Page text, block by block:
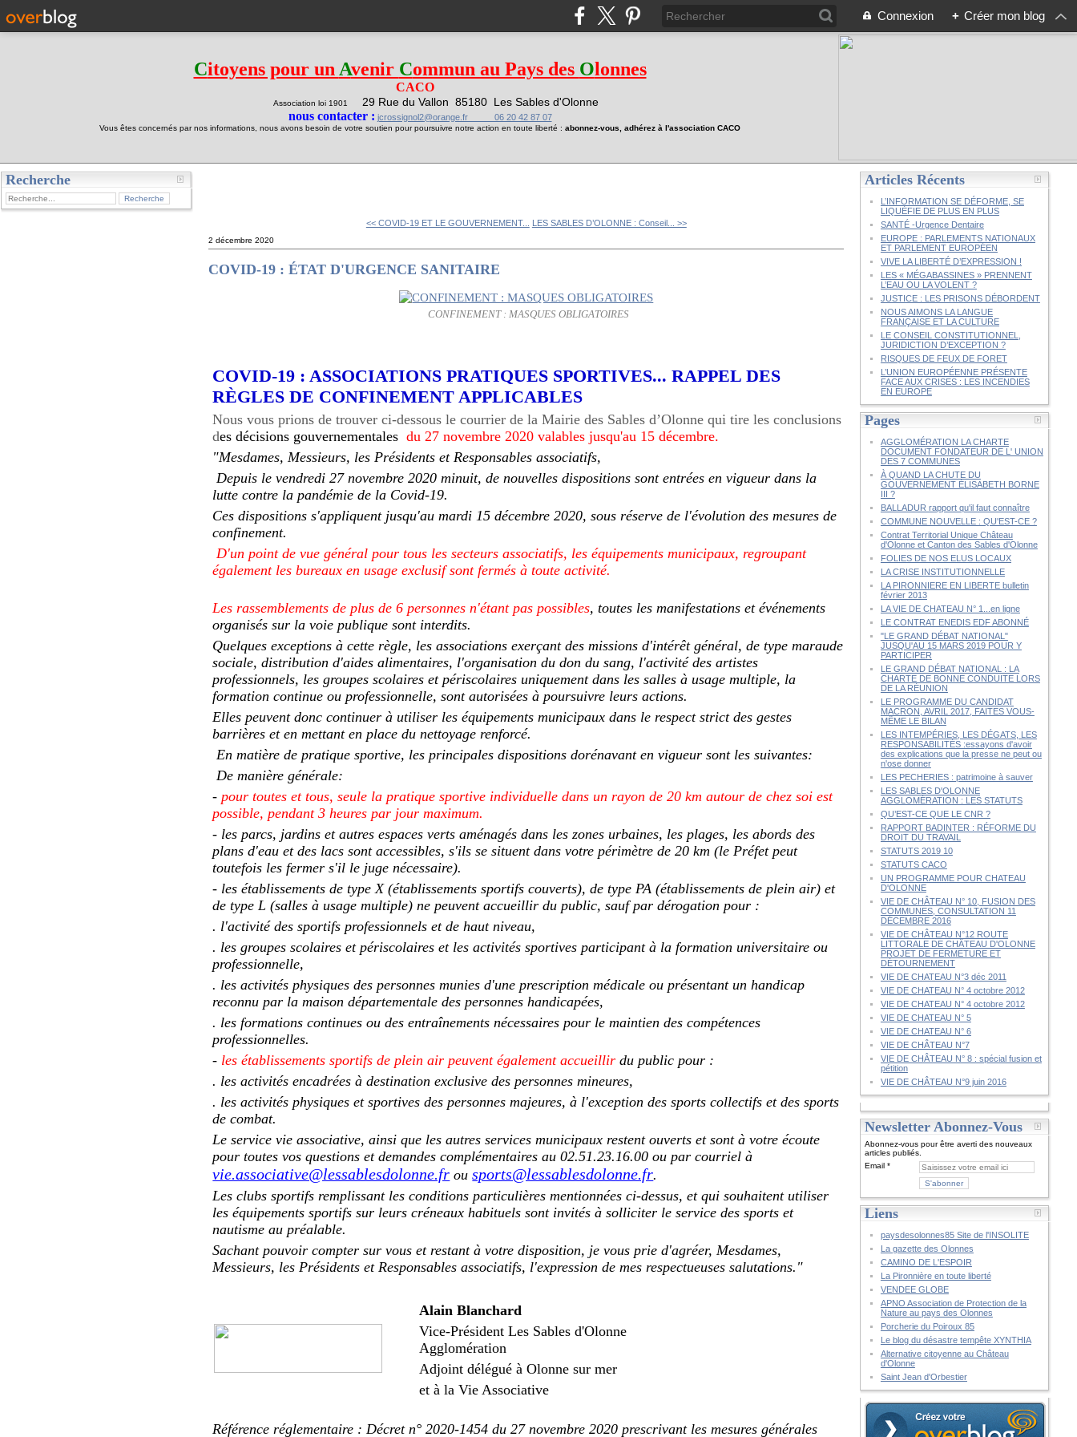
Connexion + Créer mon blog
Citoyens pour un Avenir Commun au Pays des Olonnes
CACO
Association loi 1901 29 Rue du Vallon 85180 Les Sables d'Olonne
nous contacter : jcrossignol2@orange.fr 06 20 42 87 07
Vous êtes concernés par nos informations, nous avons besoin de votre soutien pour poursuivre notre action en toute liberté : abonnez-vous, adhérez à l'association CACO
Recherche
<< COVID-19 ET LE GOUVERNEMENT... LES SABLES D’OLONNE : Conseil... >>
2 décembre 2020
COVID-19 : ÉTAT D'URGENCE SANITAIRE
CONFINEMENT : MASQUES OBLIGATOIRES
COVID-19 : ASSOCIATIONS PRATIQUES SPORTIVES... RAPPEL DES
RÈGLES DE CONFINEMENT APPLICABLES
Nous vous prions de trouver ci-dessous le courrier de la Mairie des Sables d’Olonne qui tire les conclusions
des décisions gouvernementales du 27 novembre 2020 valables jusqu'au 15 décembre.
"Mesdames, Messieurs, les Présidents et Responsables associatifs,
Depuis le vendredi 27 novembre 2020 minuit, de nouvelles dispositions sont entrées en vigueur dans la
lutte contre la pandémie de la Covid-19.
Ces dispositions s'appliquent jusqu'au mardi 15 décembre 2020, sous réserve de l'évolution des mesures de
confinement.
D'un point de vue général pour tous les secteurs associatifs, les équipements municipaux, regroupant
également les bureaux en usage exclusif sont fermés à toute activité.
Les rassemblements de plus de 6 personnes n'étant pas possibles, toutes les manifestations et événements
organisés sur la voie publique sont interdits.
Quelques exceptions à cette règle, les associations exerçant des missions d'intérêt général, de type maraude
sociale, distribution d'aides alimentaires, l'organisation du don du sang, l'activité des artistes
professionnels, les groupes scolaires et périscolaires uniquement dans les salles à usage multiple, la
formation continue ou professionnelle, sont autorisées à poursuivre leurs actions.
Elles peuvent donc continuer à utiliser les équipements municipaux dans le respect strict des gestes
barrières et en mettant en place du nettoyage renforcé.
En matière de pratique sportive, les principales dispositions dorénavant en vigueur sont les suivantes:
De manière générale:
- pour toutes et tous, seule la pratique sportive individuelle dans un rayon de 20 km autour de chez soi est
possible, pendant 3 heures par jour maximum.
- les parcs, jardins et autres espaces verts aménagés dans les zones urbaines, les plages, les abords des
plans d'eau et des lacs sont accessibles, s'ils se situent dans votre périmètre de 20 km (le Préfet peut
toutefois les fermer s'il le juge nécessaire).
- les établissements de type X (établissements sportifs couverts), de type PA (établissements de plein air) et
de type L (salles à usage multiple) ne peuvent accueillir du public, sauf par dérogation pour :
. l'activité des sportifs professionnels et de haut niveau,
. les groupes scolaires et périscolaires et les activités sportives participant à la formation universitaire ou
professionnelle,
. les activités physiques des personnes munies d'une prescription médicale ou présentant un handicap
reconnu par la maison départementale des personnes handicapées,
. les formations continues ou des entraînements nécessaires pour le maintien des compétences
professionnelles.
- les établissements sportifs de plein air peuvent également accueillirdu public pour :
. les activités encadrées à destination exclusive des personnes mineures,
. les activités physiques et sportives des personnes majeures, à l'exception des sports collectifs et des sports
de combat.
Le service vie associative, ainsi que les autres services municipaux restent ouverts et sont à votre écoute
pour toutes vos questions et demandes complémentaires au 02.51.23.16.00 ou par courriel à
vie.associative@lessablesdolonne.fr ousports@lessablesdolonne.fr.
Les clubs sportifs remplissant les conditions particulières mentionnées ci-dessus, et qui souhaitent utiliser
les équipements sportifs sur leurs créneaux habituels sont invités à solliciter le service des sports et
nautisme au préalable.
Sachant pouvoir compter sur vous et restant à votre disposition, je vous prie d'agréer, Mesdames,
Messieurs, les Présidents et Responsables associatifs, l'expression de mes respectueuses salutations. "
Alain Blanchard
Vice-Président Les Sables d'Olonne
Agglomération
Adjoint délégué à Olonne sur mer
et à la Vie Associative
Référence réglementaire : Décret n° 2020-1454 du 27 novembre 2020 prescrivant les mesures générales
Articles Récents
L’INFORMATION SE DÉFORME, SE
LIQUÉFIE DE PLUS EN PLUS
SANTÉ -Urgence Dentaire
EUROPE : PARLEMENTS NATIONAUX
ET PARLEMENT EUROPÉEN
VIVE LA LIBERTÉ D’EXPRESSION !
LES « MÉGABASSINES » PRENNENT
L’EAU OU LA VOLENT ?
JUSTICE : LES PRISONS DÉBORDENT
NOUS AIMONS LA LANGUE
FRANÇAISE ET LA CULTURE
LE CONSEIL CONSTITUTIONNEL,
JURIDICTION D’EXCEPTION ?
RISQUES DE FEUX DE FORET
L’UNION EUROPÉENNE PRÉSENTE
FACE AUX CRISES : LES INCENDIES
EN EUROPE
Pages
AGGLOMÉRATION LA CHARTE
DOCUMENT FONDATEUR DE L' UNION
DES 7 COMMUNES
À QUAND LA CHUTE DU
GOUVERNEMENT ÉLISABETH BORNE
III ?
BALLADUR rapport qu'il faut connaître
COMMUNE NOUVELLE : QU'EST-CE ?
Contrat Territorial Unique Château
d'Olonne et Canton des Sables d'Olonne
FOLIES DE NOS ELUS LOCAUX
LA CRISE INSTITUTIONNELLE
LA PIRONNIERE EN LIBERTE bulletin
février 2013
LA VIE DE CHATEAU N° 1...en ligne
LE CONTRAT ENEDIS EDF ABONNÉ
"LE GRAND DÉBAT NATIONAL"
JUSQU'AU 15 MARS 2019 POUR Y
PARTICIPER
LE GRAND DÉBAT NATIONAL : LA
CHARTE DE BONNE CONDUITE LORS
DE LA RÉUNION
LE PROGRAMME DU CANDIDAT
MACRON, AVRIL 2017, FAITES VOUS-
MÊME LE BILAN
LES INTEMPÉRIES, LES DÉGATS, LES
RESPONSABILITÉS :essayons d'avoir
des explications que la presse ne peut ou
n'ose donner
LES PECHERIES : patrimoine à sauver
LES SABLES D'OLONNE
AGGLOMÉRATION : LES STATUTS
QU’EST-CE QUE LE CNR ?
RAPPORT BADINTER : RÉFORME DU
DROIT DU TRAVAIL
STATUTS 2019 10
STATUTS CACO
UN PROGRAMME POUR CHATEAU
D'OLONNE
VIE DE CHÂTEAU N° 10, FUSION DES
COMMUNES, CONSULTATION 11
DÉCEMBRE 2016
VIE DE CHÂTEAU N°12 ROUTE
LITTORALE DE CHÂTEAU D'OLONNE
PROJET DE FERMETURE ET
DÉTOURNEMENT
VIE DE CHATEAU N°3 déc 2011
VIE DE CHATEAU N° 4 octobre 2012
VIE DE CHATEAU N° 4 octobre 2012
VIE DE CHATEAU N° 5
VIE DE CHATEAU N° 6
VIE DE CHÂTEAU N°7
VIE DE CHÂTEAU N° 8 : spécial fusion et
pétition
VIE DE CHÂTEAU N°9 juin 2016
Newsletter Abonnez-Vous
Abonnez-vous pour être averti des nouveaux
articles publiés.
Email
Liens
paysdesolonnes85 Site de l'INSOLITE
La gazette des Olonnes
CAMINO DE L'ESPOIR
La Pironnière en toute liberté
VENDEE GLOBE
APNO Association de Protection de la
Nature au pays des Olonnes
Porcherie du Poiroux 85
Le blog du désastre tempête XYNTHIA
Alternative citoyenne au Château
d'Olonne
Saint Jean d'Orbestier